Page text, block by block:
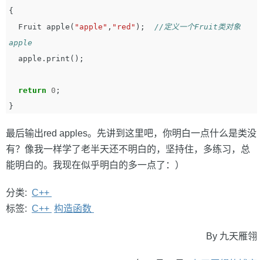
{
Fruit
apple ( "apple" , "red" );
//定义一个Fruit类对象
apple
apple . print ();
return 0 ;
}
最后输出red apples。先讲到这里吧，你明白一点什么是类没
有？像我一样学了老半天还不明白的，坚持住，多练习，总
能明白的。我现在似乎明白的多一点了：）
分类: C++
标签: C++ 构造函数
By 九天雁翎